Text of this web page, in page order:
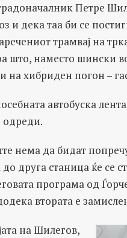
Петре
и дека таа би се
трамвај на
што, наместо шински
на хибриден погон –
автобуска
одреди.
нема да бидат
друга станица ќе се
програма од
втората е
на Шилегов,